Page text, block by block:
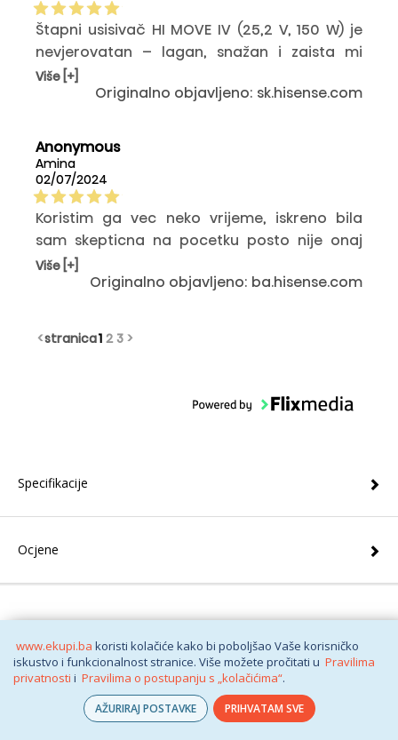
www.ekupi.ba koristi kolačiće kako bi poboljšao Vaše korisničko
iskustvo i funkcionalnost stranice. Više možete pročitati u Pravilima
privatnosti i Pravilima o postupanju s „kolačićima“.
AŽURIRAJ POSTAVKE PRIHVATAM SVE
Štapni usisivač HI MOVE IV (25,2 V, 150 W) je
nevjerovatan – lagan, snažan i zaista mi
olakšava čišćenje. Kada ga uključim, osjećam
radost što mogu bez napora da se
pobjeđujem u dvoboju između prašine i
čišćenja!
Više [+]
Originalno objavljeno: sk.hisense.com
Anonymous
Amina
02/07/2024
Koristim ga vec neko vrijeme, iskreno bila
sam skepticna na pocetku posto nije onaj
standardni usisivac na struju. Medutim nakon
par koristenja uvjerila sam se da je ovo puni
traje a i brzo se puni. I ova rotirajuca cetka
Više [+]
Originalno objavljeno: ba.hisense.com
<stranica1 2 3 >
Specifikacije
Ocjene
O nama
Trebate pomoć?